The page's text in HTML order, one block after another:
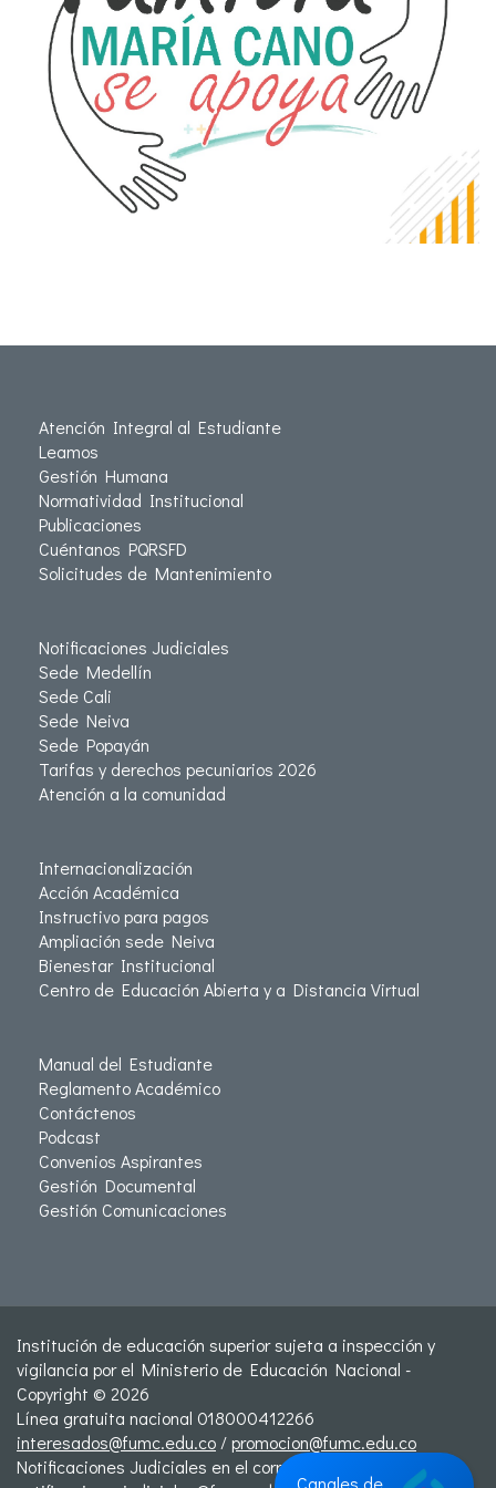
Atención Integral al Estudiante
Leamos
Gestión Humana
Normatividad Institucional
Publicaciones
Cuéntanos PQRSFD
Solicitudes de Mantenimiento
Notificaciones Judiciales
Sede Medellín
Sede Cali
Sede Neiva
Sede Popayán
Tarifas y derechos pecuniarios 2026
Atención a la comunidad
Internacionalización
Acción Académica
Instructivo para pagos
Ampliación sede Neiva
Bienestar Institucional
Centro de Educación Abierta y a Distancia Virtual
Manual del Estudiante
Reglamento Académico
Contáctenos
Podcast
Convenios Aspirantes
Gestión Documental
Gestión Comunicaciones
Institución de educación superior sujeta a inspección y
vigilancia por el Ministerio de Educación Nacional -
Copyright © 2026
Línea gratuita nacional 018000412266
interesados@fumc.edu.co /promocion@fumc.edu.co
Notificaciones Judiciales en el correo:
Canales de